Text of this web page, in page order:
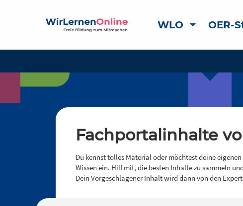
WLO OER-
Fachportalinhalte
Du kennst tolles Material oder möchtest deine
Wissen ein. Hilf mit, die besten Inhalte zu sammeln
Dein Vorgeschlagener Inhalt wird dann von den